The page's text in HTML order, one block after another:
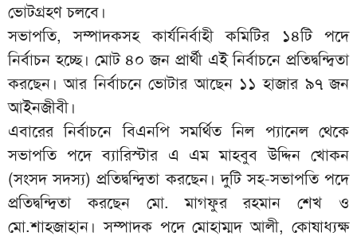
ভোটগ্রহণ চলবে।
সভাপতি, সম্পাদকসহ কার্যনির্বাহী কমিটির ১৪টি পদে
নির্বাচন হচ্ছে। মোট ৪০ জন প্রার্থী এই নির্বাচনে প্রতিদ্বন্দ্বিতা
করছেন। আর নির্বাচনে ভোটার আছেন ১১ হাজার ৯৭ জন
আইনজীবী।
এবারের নির্বাচনে বিএনপি সমর্থিত নিল প্যানেল থেকে
সভাপতি পদে ব্যারিস্টার এ এম মাহবুব উদ্দিন খোকন
(সংসদ সদস্য) প্রতিদ্বন্দ্বিতা করছেন। দুটি সহ-সভাপতি পদে
প্রতিদ্বন্দ্বিতা করছেন মো. মাগফুর রহমান শেখ ও
মো.শাহজাহান। সম্পাদক পদে মোহাম্মদ আলী, কোষাধ্যক্ষ